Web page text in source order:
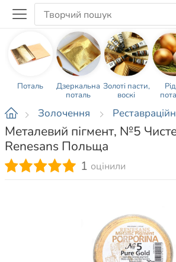
Поталь
Дзеркальна
поталь
Золоті пасти,
воскі
Золочення
Металевий пігмент, №5
Renesans Польща
1 оцінили